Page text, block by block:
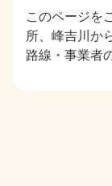
このページを
所、峰吉川か
路線・事業者